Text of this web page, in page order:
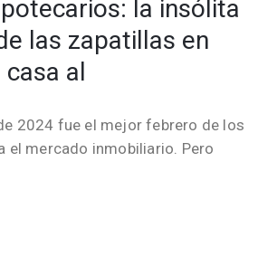
la insólita
las zapatillas en
al
2024 fue el mejor febrero de los
el mercado inmobiliario. Pero